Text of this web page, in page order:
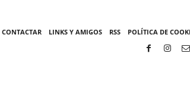
CONTACTAR LINKS Y AMIGOS RSS POLÍTICA DE